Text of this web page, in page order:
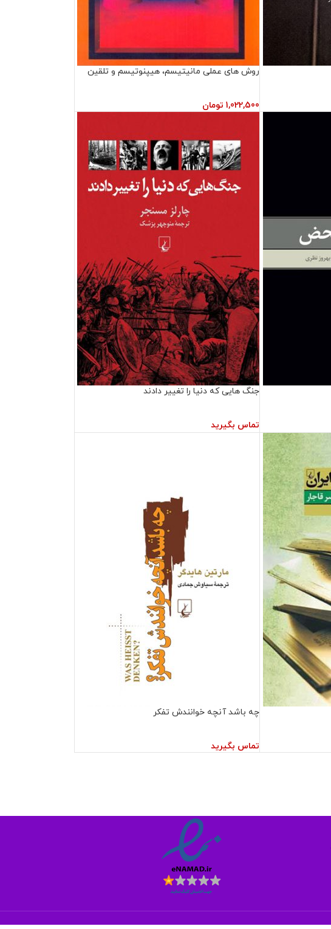
روش‌ های عملی مانیتیسم، هیپنوتیسم و تلقین
1,022,500 تومان
جنگ‌ هایی که دنیا را تغییر دادند
تماس بگیرید
چه باشد آنچه خوانندش تفکر
تماس بگیرید